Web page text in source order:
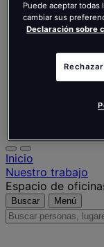
English
Français
Deutsch
Nederlands
Español
Italiano
Inicio
Nuestro trabajo
Espacio de
Buscar Menú
Buscar
Puede aceptar todas
cambiar sus
Declaración sobre